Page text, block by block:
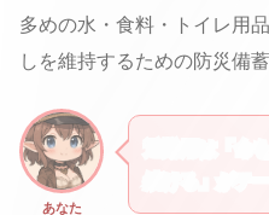
多めの水・食料・トイレ用
しを維持するための防災備蓄
あなた